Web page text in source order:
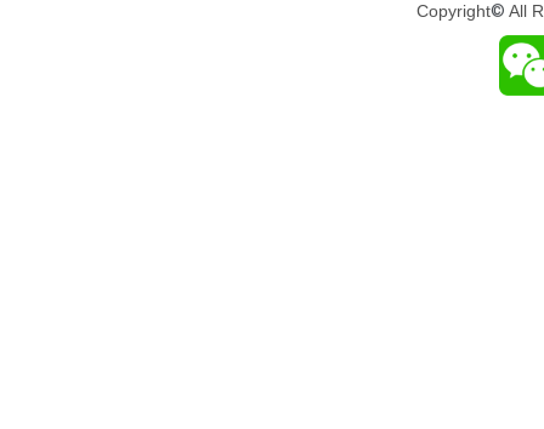
Copyright© All